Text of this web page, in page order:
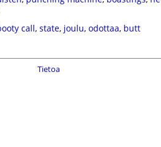
call, state, joulu, odottaa, butt
Tietoa